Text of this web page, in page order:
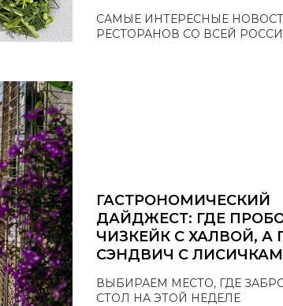
САМЫЕ ИНТЕРЕСНЫЕ
РЕСТОРАНОВ СО ВСЕЙ
ГАСТРОНОМИЧЕСКИЙ
ДАЙДЖЕСТ: ГДЕ
ЧИЗКЕЙК С ХАЛВОЙ, А
СЭНДВИЧ С
ВЫБИРАЕМ МЕСТО, ГДЕ
СТОЛ НА ЭТОЙ НЕДЕЛЕ